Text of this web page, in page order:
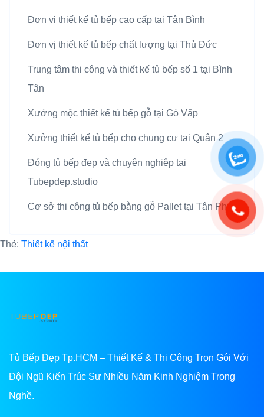
Đơn vị thiết kế tủ bếp cao cấp tại Tân Bình
Đơn vị thiết kế tủ bếp chất lượng tại Thủ Đức
Trung tâm thi công và thiết kế tủ bếp số 1 tại Bình
Tân
Xưởng mộc thiết kế tủ bếp gỗ tại Gò Vấp
Xưởng thiết kế tủ bếp cho chung cư tại Quận 2
Đóng tủ bếp đẹp và chuyên nghiệp tại
Tubepdep.studio
Cơ sở thi công tủ bếp bằng gỗ Pallet tại Tân Phú
Thẻ: Thiết kế nội thất
Tủ Bếp Đẹp Tp.HCM – Thiết Kế & Thi Công Trọn Gói Với
Đội Ngũ Kiến Trúc Sư Nhiều Năm Kinh Nghiệm Trong
Nghề.